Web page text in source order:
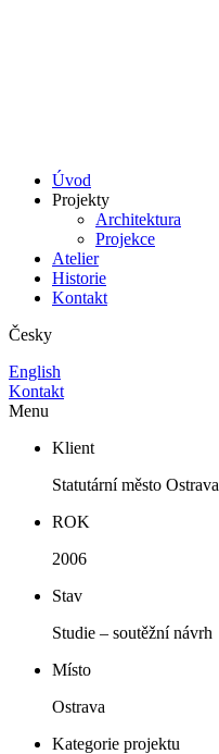
Úvod
Projekty
Architektura
Projekce
Atelier
Historie
Kontakt
Česky
English
Kontakt
Menu
Klient
Statutární město Ostrava
ROK
2006
Stav
Studie – soutěžní návrh
Místo
Ostrava
Kategorie projektu